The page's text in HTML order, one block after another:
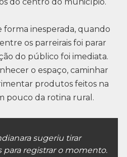
inesperada, quando
os parreirais foi parar
do público foi imediata.
o espaço, caminhar
produtos feitos na
pouco da rotina rural.
sugeriu tirar
para registrar o momento.